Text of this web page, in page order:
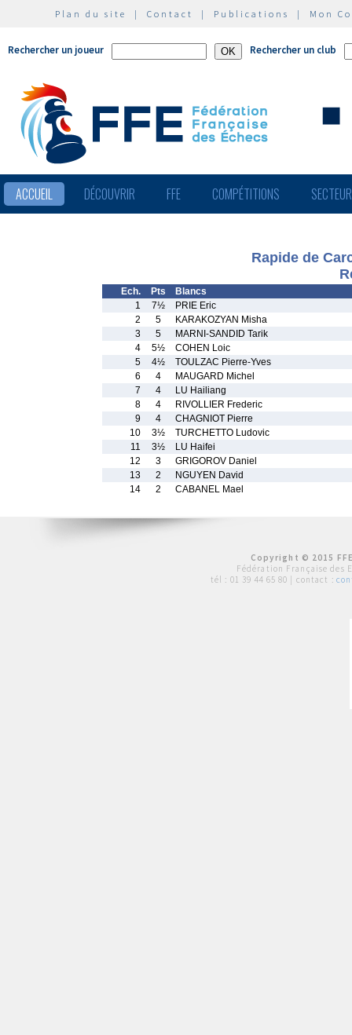
Plan du site | Contact | Publications | Mon
Rechercher un joueur Rechercher un club
ACCUEIL DÉCOUVRIR FFE COMPÉTITIONS
Rapide de
Ech. Pts
Blancs
1
7½
PRIE Eric
2
5
KARAKOZYAN Misha
3
5
MARNI-SANDID Tarik
4
5½
COHEN Loic
5
4½
TOULZAC Pierre-Yves
6
4
MAUGARD Michel
7
4
LU Hailiang
8
4
RIVOLLIER Frederic
9
4
CHAGNIOT Pierre
10
3½
TURCHETTO Ludovic
11
3½
LU Haifei
12
3
GRIGOROV Daniel
13
2
NGUYEN David
14
2 CABANEL Mael
Copyright © 2015
Fédération Française des
tél : 01 39 44 65 80 | contact :